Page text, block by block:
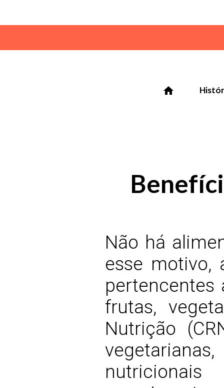
home
Não há
esse motivo,
pertencentes
frutas,
Nutrição